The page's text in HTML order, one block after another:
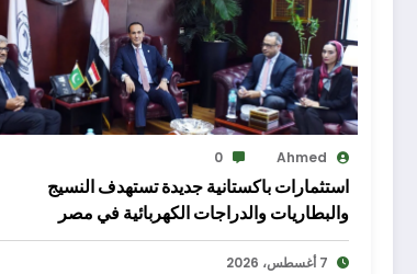
Ahmed
0
استثمارات باكستانية جديدة تستهدف النسيج
والبطاريات والدراجات الكهربائية في مصر
7 أغسطس، 2026